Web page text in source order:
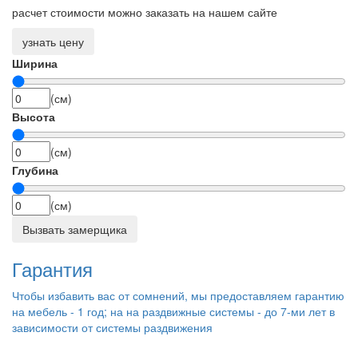
расчет стоимости можно заказать на нашем сайте
узнать цену
Ширина
(см)
Высота
(см)
Глубина
(см)
Вызвать замерщика
Гарантия
Чтобы избавить вас от сомнений, мы предоставляем гарантию
на мебель - 1 год; на на раздвижные системы - до 7-ми лет в
зависимости от системы раздвижения